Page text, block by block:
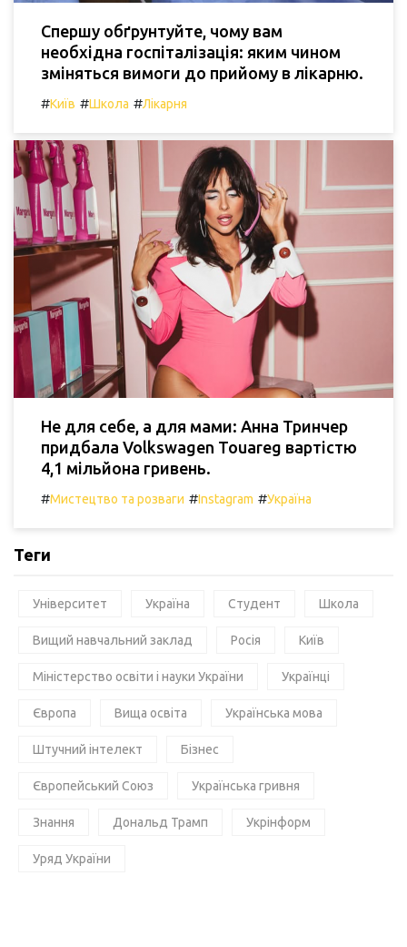
Спершу обґрунтуйте, чому вам
необхідна госпіталізація: яким чином
зміняться вимоги до прийому в лікарню.
#Київ #Школа #Лікарня
Не для себе, а для мами: Анна Тринчер
придбала Volkswagen Touareg вартістю
4,1 мільйона гривень.
#Мистецтво та розваги #Instagram #Україна
Теги
Університет Україна Студент Школа
Вищий навчальний заклад Росія Київ
Міністерство освіти і науки України Українці
Європа Вища освіта Українська мова
Штучний інтелект Бізнес
Європейський Союз Українська гривня
Знання Дональд Трамп Укрінформ
Уряд України